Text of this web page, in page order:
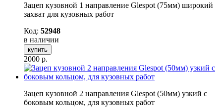
Зацеп кузовной 1 направление Glespot (75мм) широкий
захват для кузовных работ
Код: 52948
в наличии
купить
2000 р.
Зацеп кузовной 2 направления Glespot (50мм) узкий с
боковым кольцом, для кузовных работ